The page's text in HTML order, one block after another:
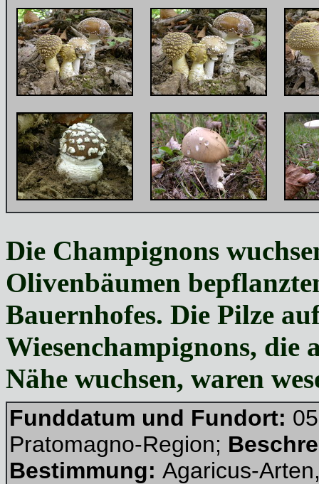
Die Champignons
Olivenbäumen
Bauernhofes. Die Pilze
Wiesenchampignons,
Nähe wuchsen, waren
Funddatum und Fundort:
Pratomagno-Region;
Bestimmung: Agaricus-